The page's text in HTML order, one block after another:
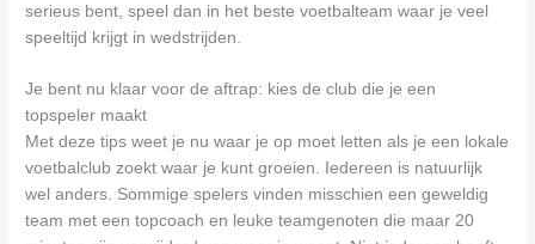
serieus bent, speel dan in het beste voetbalteam waar je veel
speeltijd krijgt in wedstrijden.
Je bent nu klaar voor de aftrap: kies de club die je een
topspeler maakt
Met deze tips weet je nu waar je op moet letten als je een lokale
voetbalclub zoekt waar je kunt groeien. Iedereen is natuurlijk
wel anders. Sommige spelers vinden misschien een geweldig
team met een topcoach en leuke teamgenoten die maar 20